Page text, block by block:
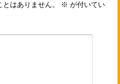
はありません。 ※ が付いてい